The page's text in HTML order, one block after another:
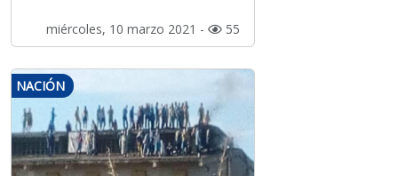
miércoles, 10 marzo 2021 - 55
NACIÓN